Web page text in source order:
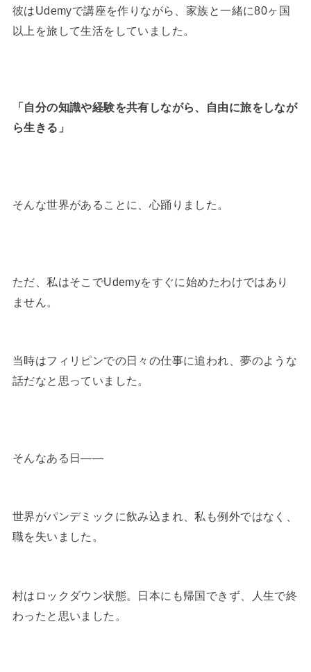
彼はUdemyで講座を作りながら、家族と一緒に80ヶ国
以上を旅して生活をしていました。
「自分の知識や経験を共有しながら、自由に旅をしなが
ら生きる」
そんな世界があることに、心踊りました。
ただ、私はそこでUdemyをすぐに始めたわけではあり
ません。
当時はフィリピンでの日々の仕事に追われ、夢のような
話だなと思っていました。
そんなある日——
世界がパンデミックに飲み込まれ、私も例外ではなく、
職を失いました。
村はロックダウン状態。日本にも帰国できず、人生で終
わったと思いました。